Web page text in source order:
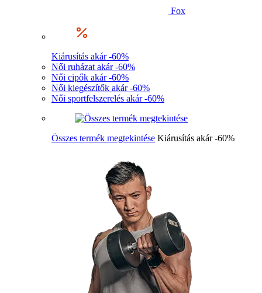
Fox
Kiárusítás akár -60%
Női ruházat akár -60%
Női cipők akár -60%
Női kiegészítők akár -60%
Női sportfelszerelés akár -60%
Összes termék megtekintése Kiárusítás akár -60%